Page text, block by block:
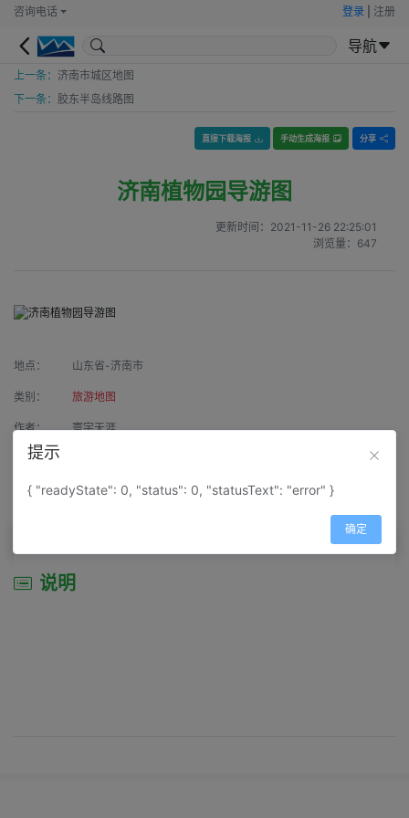
咨询电话 登录 注册
导航
上一条： 济南市城区地图
下一条： 胶东半岛线路图
直接下载海报 手动生成海报 分享
济南植物园导游图
更新时间： 2021-11-26 22:25:01
浏览量： 647
地点： 山东省-济南市
类别： 旅游地图
作者： 寰宇天涯
来源：
属性： 地图属性： 地图类型-景区导游图
说明
提示
{ "readyState": 0, "status": 0, "statusText": "error" }
确定